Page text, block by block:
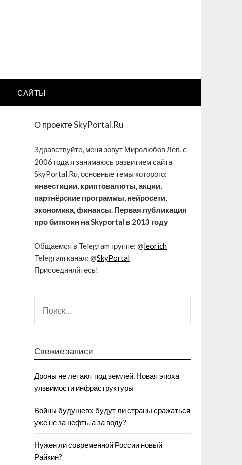
САЙТЫ
О проекте SkyPortal.Ru
Здравствуйте, меня зовут Миролюбов Лев, с
2006 года я занимаюсь развитием сайта
SkyPortal.Ru, основные темы которого:
инвестиции, криптовалюты, акции,
партнёрские программы, нейросети,
экономика, финансы. Первая публикация
про биткоин на Skyportal в 2013 году
Общаемся в Telegram группе: @leorich
Telegram канал: @SkyPortal
Присоединяйтесь!
Свежие записи
Дроны не летают под землёй. Новая эпоха
уязвимости инфраструктуры
Войны будущего: будут ли страны сражаться
уже не за нефть, а за воду?
Нужен ли современной России новый
Райкин?